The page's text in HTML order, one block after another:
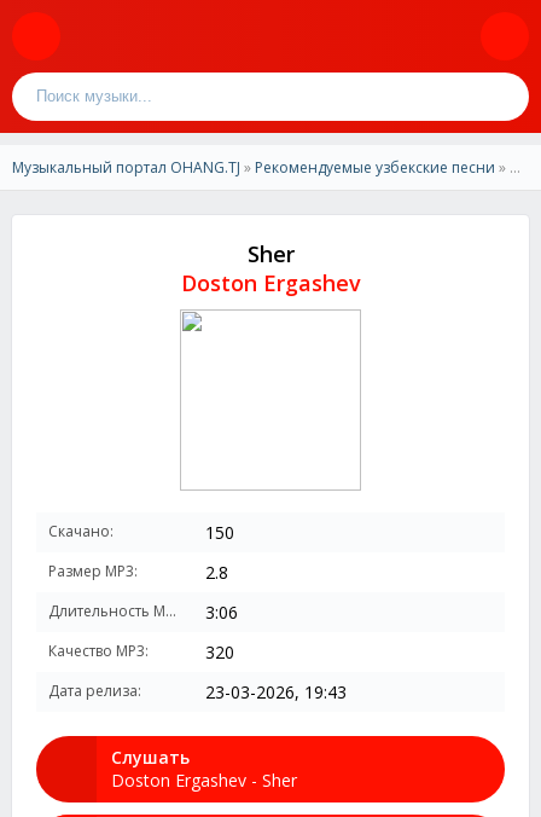
Музыкальный портал OHANG.TJ » Рекомендуемые узбекские песни » Doston Ergashev - Sher
Sher
Doston Ergashev
Скачано: 150
Размер MP3: 2.8
Длительность MP3: 3:06
Качество MP3: 320
Дата релиза: 23-03-2026, 19:43
Слушать
Doston Ergashev - Sher